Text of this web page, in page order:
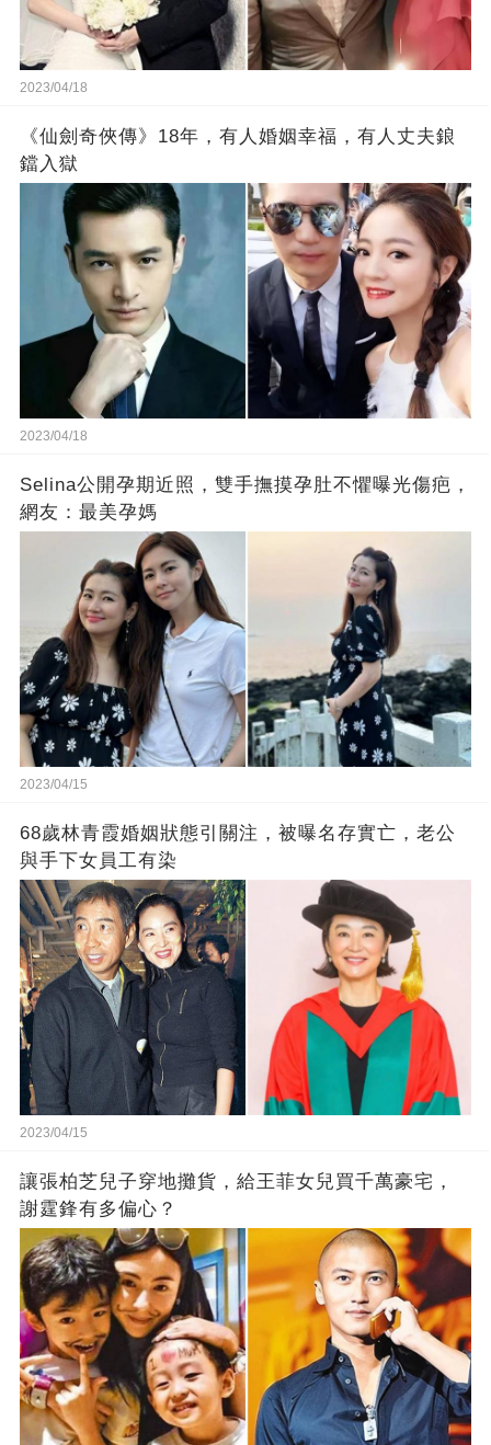
2023/04/18
《仙劍奇俠傳》18年，有人婚姻幸福，有人丈夫鋃
鐺入獄
2023/04/18
Selina公開孕期近照，雙手撫摸孕肚不懼曝光傷疤，
網友：最美孕媽
2023/04/15
68歲林青霞婚姻狀態引關注，被曝名存實亡，老公
與手下女員工有染
2023/04/15
讓張柏芝兒子穿地攤貨，給王菲女兒買千萬豪宅，
謝霆鋒有多偏心？